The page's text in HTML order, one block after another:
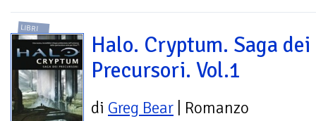
LIBRI
Halo. Cryptum. Saga dei
Precursori. Vol.1
di Greg Bear | Romanzo